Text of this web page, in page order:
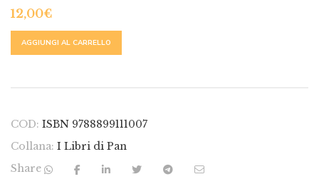
12,00€
AGGIUNGI AL CARRELLO
COD: ISBN 9788899111007
Collana: I Libri di Pan
Share